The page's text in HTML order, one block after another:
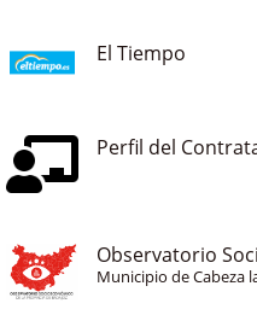
El Tiempo
Perfil del
Observatorio
Municipio de Cabeza